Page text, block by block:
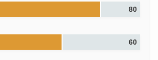
80
60